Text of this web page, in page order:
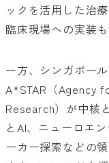
ックを活用した治
臨床現場への実装
一方、シンガポー
A*STAR（Agency
Research）が中核
とAI、ニューロエ
ーカー探索などの